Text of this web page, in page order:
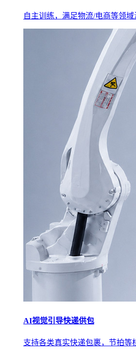
自主训练，满足物流/电商等领域
AI视觉引导快递供包
支持各类真实快递包裹，节拍等